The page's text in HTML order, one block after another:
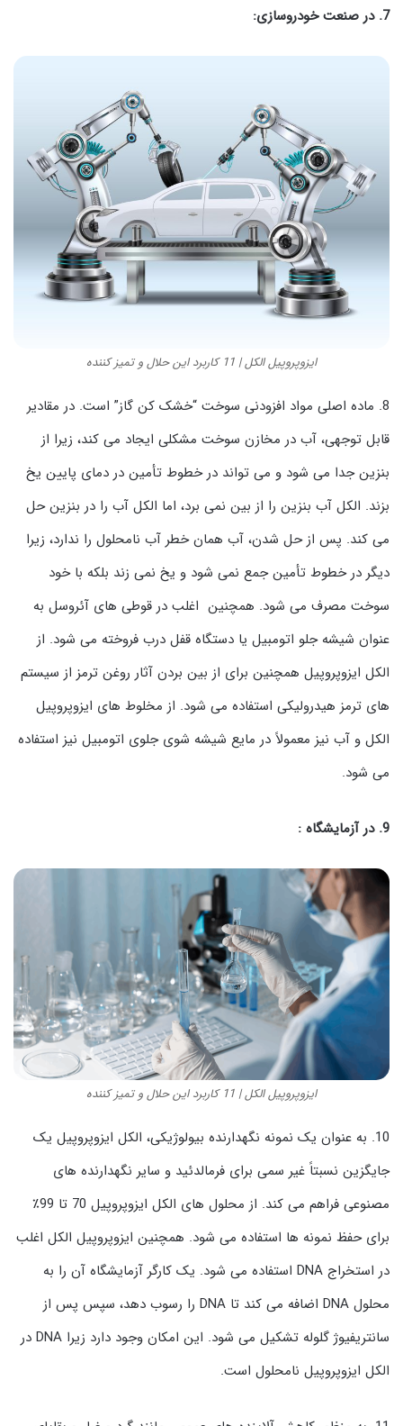
7. در صنعت خودروسازی:
ایزوپروپیل الکل | 11 کاربرد این حلال و تمیز کننده
8. ماده اصلی مواد افزودنی سوخت “خشک کن گاز” است. در مقادیر
قابل توجهی، آب در مخازن سوخت مشکلی ایجاد می کند، زیرا از
بنزین جدا می شود و می تواند در خطوط تأمین در دمای پایین یخ
بزند. الکل آب بنزین را از بین نمی برد، اما الکل آب را در بنزین حل
می کند. پس از حل شدن، آب همان خطر آب نامحلول را ندارد، زیرا
دیگر در خطوط تأمین جمع نمی شود و یخ نمی زند بلکه با خود
سوخت مصرف می شود. همچنین اغلب در قوطی های آئروسل به
عنوان شیشه جلو اتومبیل یا دستگاه قفل درب فروخته می شود. از
الکل ایزوپروپیل همچنین برای از بین بردن آثار روغن ترمز از سیستم
های ترمز هیدرولیکی استفاده می شود. از مخلوط های ایزوپروپیل
الکل و آب نیز معمولاً در مایع شیشه شوی جلوی اتومبیل نیز استفاده
می شود.
9. در آزمایشگاه :
ایزوپروپیل الکل | 11 کاربرد این حلال و تمیز کننده
10. به عنوان یک نمونه نگهدارنده بیولوژیکی، الکل ایزوپروپیل یک
جایگزین نسبتاً غیر سمی برای فرمالدئید و سایر نگهدارنده های
مصنوعی فراهم می کند. از محلول های الکل ایزوپروپیل 70 تا 99٪
برای حفظ نمونه ها استفاده می شود. همچنین ایزوپروپیل الکل اغلب
در استخراج DNA استفاده می شود. یک کارگر آزمایشگاه آن را به
محلول DNA اضافه می کند تا DNA را رسوب دهد، سپس پس از
سانتریفیوژ گلوله تشکیل می شود. این امکان وجود دارد زیرا DNA در
الکل ایزوپروپیل نامحلول است.